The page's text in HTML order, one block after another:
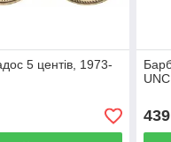
5 центів, 1973-
439